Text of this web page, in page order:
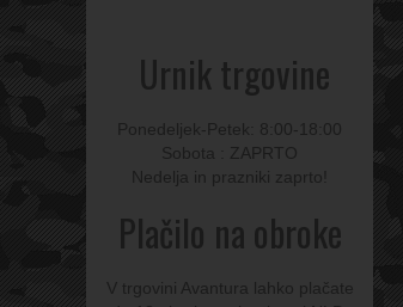
Urnik trgovine
Ponedeljek-Petek: 8:00-18:00
Sobota : ZAPRTO
Nedelja in prazniki zaprto!
Plačilo na obroke
V trgovini Avantura lahko plačate